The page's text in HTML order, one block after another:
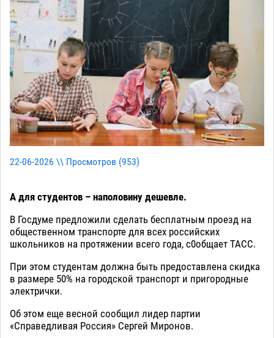
22-06-2026 \\ Просмотров (953)
А для студентов – наполовину дешевле.
В Госдуме предложили сделать бесплатным проезд на
общественном транспорте для всех российских
школьников на протяжении всего года, с0общает ТАСС.
При этом студентам должна быть предоставлена скидка
в размере 50% на городской транспорт и пригородные
электрички.
Об этом еще весной сообщил лидер партии
«Справедливая Россия» Сергей Миронов.